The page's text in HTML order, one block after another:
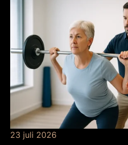
23 juli 2026